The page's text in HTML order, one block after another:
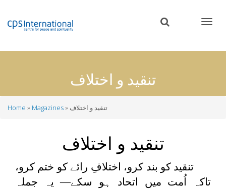
content
تنقید و اختلاف
Home Magazines تنقید و اختلاف
تنقید و اختلاف
تنقید کو بند کرو، اختلافِ رائے کو ختم کرو،
تاکہ اُمت میں اتحاد ہو سکے— یہ جملہ